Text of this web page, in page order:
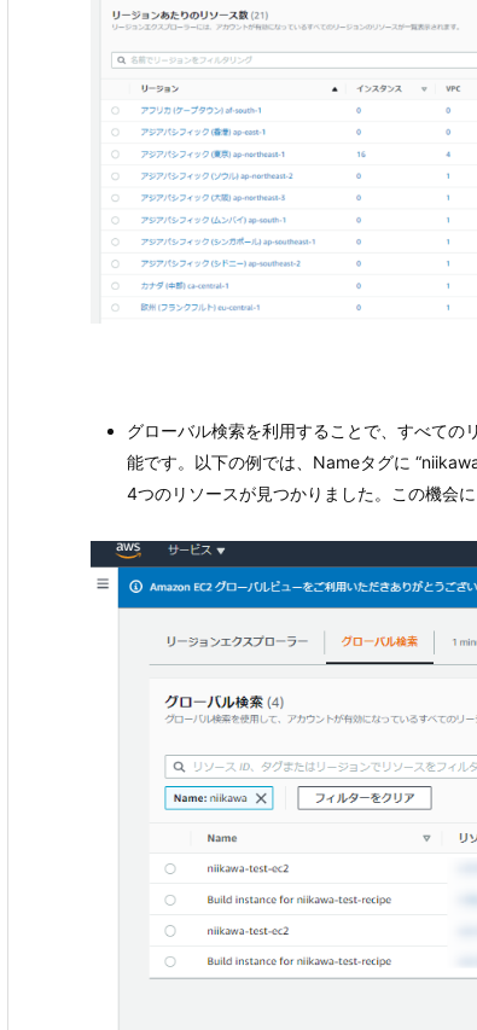
グローバル検索を利用することで、すべて
能です。以下の例では、Nameタグに
4つのリソースが見つかりました。この機会